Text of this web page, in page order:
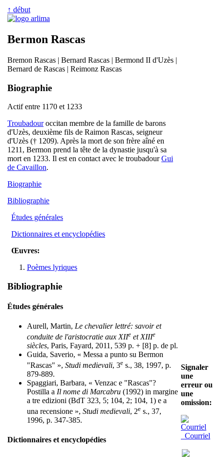
↑ début
Bermon Rascas
Bremon Rascas | Bernard Rascas | Bermond II d'Uzès |
Bernard de Rascas | Reimonz Rascas
Biographie
Actif entre 1170 et 1233
Troubadouroccitan membre de la famille de barons
d'Uzès, deuxième fils de Raimon Rascas, seigneur
d'Uzès († 1209). Après la mort de son frère aîné en
1211, Bermon prend la tête de la dynastie jusqu'à sa
mort en 1233. Il est en contact avec le troubadourGui
de Cavaillon.
Biographie
Bibliographie
Études générales
Dictionnaires et encyclopédies
Œuvres:
Poèmes lyriques
Bibliographie
Études générales
Aurell, Martin, Le chevalier lettré: savoir et
conduite de l'aristocratie aux XIIe et XIIIe
siècles, Paris, Fayard, 2011, 539 p. + [8] p. de pl.
Guida, Saverio, « Messa a punto su Bermon
"Rascas" », Studi medievali, 3e s., 38, 1997, p.
879-889.
Spaggiari, Barbara, « Venzac e "Rascas"?
Postilla a Il nome di Marcabru (1992) in margine
a tre edizioni (BdT 323, 5; 104, 2; 104, 1) e a
una recensione », Studi medievali, 2e s., 37,
1996, p. 347-385.
Dictionnaires et encyclopédies
Signaler
une
erreur ou
une
omission:
Courriel